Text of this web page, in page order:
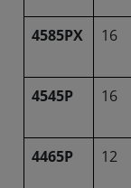
4585PX 16
4545P 16
4465P 12